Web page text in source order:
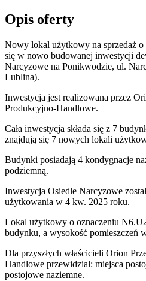
Opis oferty
Nowy lokal użytkowy na sprzedaż o
się w nowo budowanej inwestycji
Narcyzowe na Ponikwodzie, ul.
Lublina).
Inwestycja jest realizowana przez
Produkcyjno-Handlowe.
Cała inwestycja składa się z 7
znajdują się 7 nowych lokali
Budynki posiadają 4 kondygnacje
podziemną.
Inwestycja Osiedle Narcyzowe
użytkowania w 4 kw. 2025 roku.
Lokal użytkowy o oznaczeniu
budynku, a wysokość pomieszczeń
Dla przyszłych właścicieli Orion
Handlowe przewidział: miejsca
postojowe naziemne.